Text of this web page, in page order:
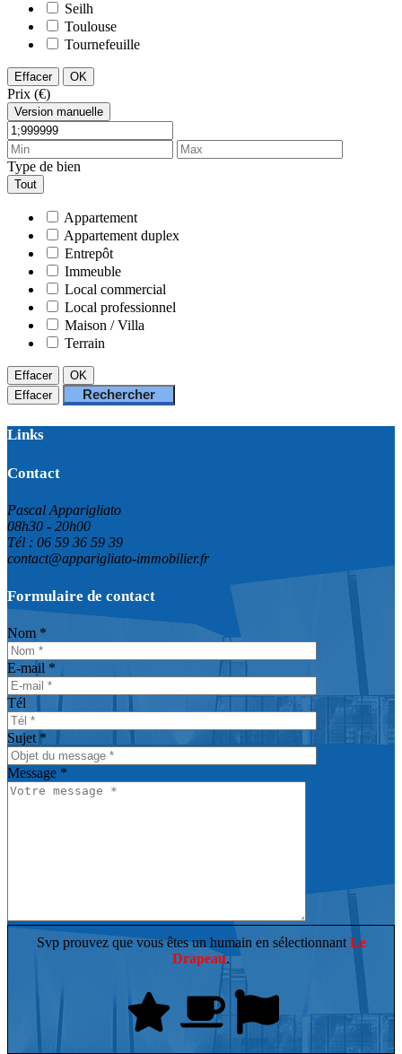
Seilh
Toulouse
Tournefeuille
Effacer OK
Prix (€)
Version manuelle
Type de bien
Tout
Appartement
Appartement duplex
Entrepôt
Immeuble
Local commercial
Local professionnel
Maison / Villa
Terrain
Effacer
OK
Effacer
Rechercher
Links
Contact
Pascal Apparigliato
08h30 - 20h00
Tél : 06 59 36 59 39
contact@apparigliato-immobilier.fr
Formulaire de contact
Nom *
E-mail *
Tél
Sujet *
Message *
Svp prouvez que vous êtes un humain en sélectionnantLe
Drapeau.